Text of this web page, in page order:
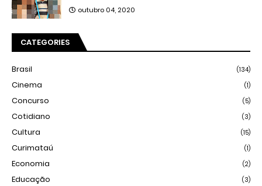
outubro 04, 2020
CATEGORIES
Brasil (134)
Cinema (1)
Concurso (5)
Cotidiano (3)
Cultura (15)
Curimataú (1)
Economia (2)
Educação (3)